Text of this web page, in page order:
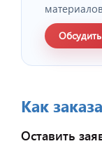
Как
Оставить